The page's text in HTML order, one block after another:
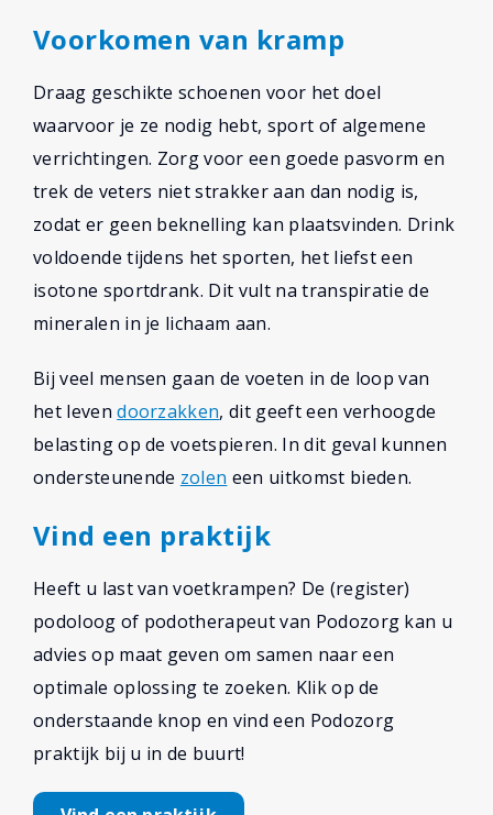
Voorkomen van kramp
Draag geschikte schoenen voor het doel
waarvoor je ze nodig hebt, sport of algemene
verrichtingen. Zorg voor een goede pasvorm en
trek de veters niet strakker aan dan nodig is,
zodat er geen beknelling kan plaatsvinden. Drink
voldoende tijdens het sporten, het liefst een
isotone sportdrank. Dit vult na transpiratie de
mineralen in je lichaam aan.
Bij veel mensen gaan de voeten in de loop van
het levendoorzakken, dit geeft een verhoogde
belasting op de voetspieren. In dit geval kunnen
ondersteunende zolen een uitkomst bieden.
Vind een praktijk
Heeft u last van voetkrampen? De (register)
podoloog of podotherapeut van Podozorg kan u
advies op maat geven om samen naar een
optimale oplossing te zoeken. Klik op de
onderstaande knop en vind een Podozorg
praktijk bij u in de buurt!